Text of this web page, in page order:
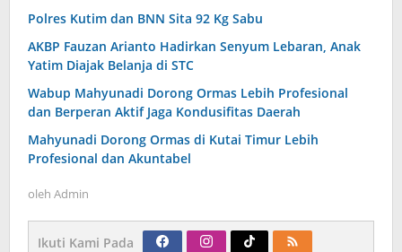
Polres Kutim dan BNN Sita 92 Kg Sabu
AKBP Fauzan Arianto Hadirkan Senyum Lebaran, Anak
Yatim Diajak Belanja di STC
Wabup Mahyunadi Dorong Ormas Lebih Profesional
dan Berperan Aktif Jaga Kondusifitas Daerah
Mahyunadi Dorong Ormas di Kutai Timur Lebih
Profesional dan Akuntabel
oleh Admin
Ikuti Kami Pada